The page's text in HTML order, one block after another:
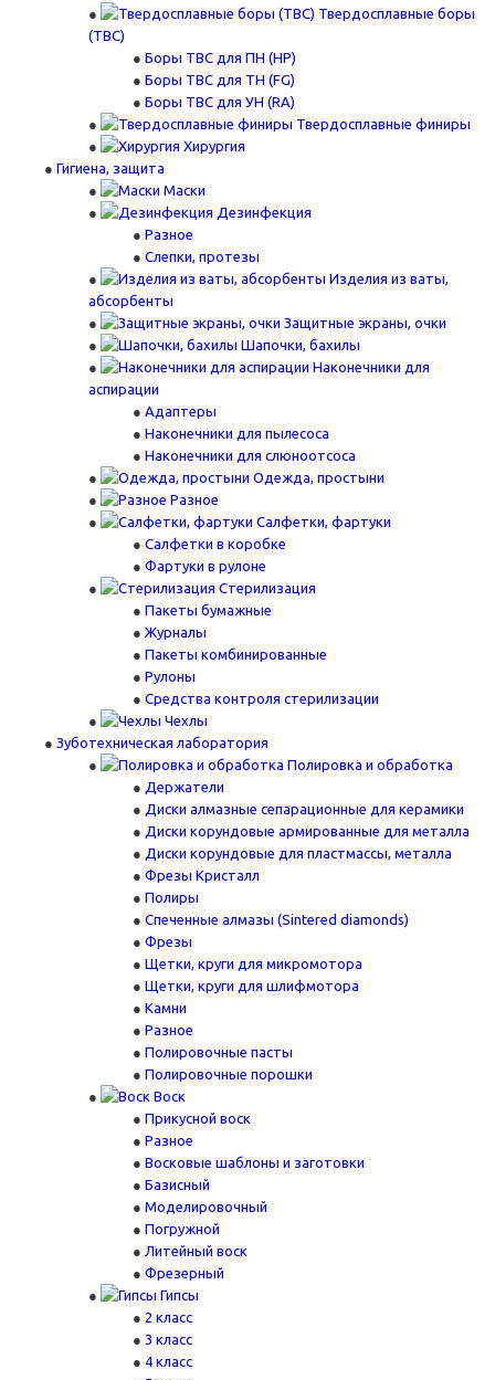
Твердосплавные боры
(ТВС)
Боры ТВС для ПН (HP)
Боры ТВС для ТН (FG)
Боры ТВС для УН (RA)
Твердосплавные финиры
Хирургия
Гигиена, защита
Маски
Дезинфекция
Разное
Слепки, протезы
Изделия из ваты,
абсорбенты
Защитные экраны, очки
Шапочки, бахилы
Наконечники для
аспирации
Адаптеры
Наконечники для пылесоса
Наконечники для слюноотсоса
Одежда, простыни
Разное
Салфетки, фартуки
Салфетки в коробке
Фартуки в рулоне
Стерилизация
Пакеты бумажные
Журналы
Пакеты комбинированные
Рулоны
Средства контроля стерилизации
Чехлы
Зуботехническая лаборатория
Полировка и обработка
Держатели
Диски алмазные сепарационные для керамики
Диски корундовые армированные для металла
Диски корундовые для пластмассы, металла
Фрезы Кристалл
Полиры
Спеченные алмазы (Sintered diamonds)
Фрезы
Щетки, круги для микромотора
Щетки, круги для шлифмотора
Камни
Разное
Полировочные пасты
Полировочные порошки
Воск
Прикусной воск
Разное
Восковые шаблоны и заготовки
Базисный
Моделировочный
Погружной
Литейный воск
Фрезерный
Гипсы
2 класс
3 класс
4 класс